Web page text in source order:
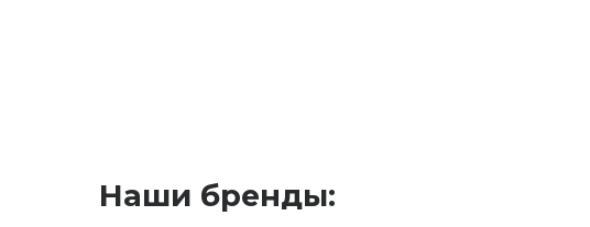
Наши бренды: